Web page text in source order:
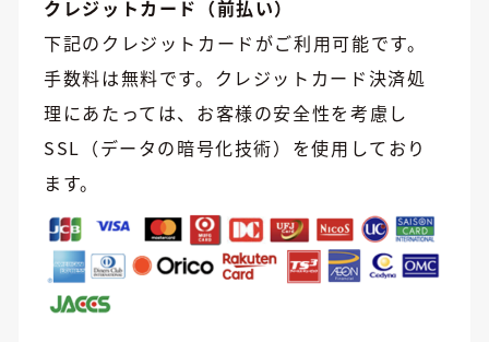
クレジットカード（前払い）
下記のクレジットカードがご利用可能です。
手数料は無料です。クレジットカード決済処
理にあたっては、お客様の安全性を考慮し
SSL（データの暗号化技術）を使用しており
ます。